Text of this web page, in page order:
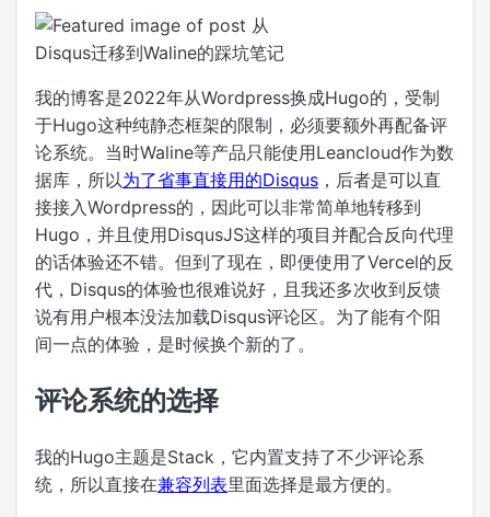
我的博客是2022年从Wordpress换成Hugo的，受制
于Hugo这种纯静态框架的限制，必须要额外再配备评
论系统。当时Waline等产品只能使用Leancloud作为数
据库，所以为了省事直接用的Disqus ，后者是可以直
接接入Wordpress的，因此可以非常简单地转移到
Hugo，并且使用DisqusJS这样的项目并配合反向代理
的话体验还不错。但到了现在，即便使用了Vercel的反
代，Disqus的体验也很难说好，且我还多次收到反馈
说有用户根本没法加载Disqus评论区。为了能有个阳
间一点的体验，是时候换个新的了。
评论系统的选择
我的Hugo主题是Stack，它内置支持了不少评论系
统，所以直接在兼容列表里面选择是最方便的。